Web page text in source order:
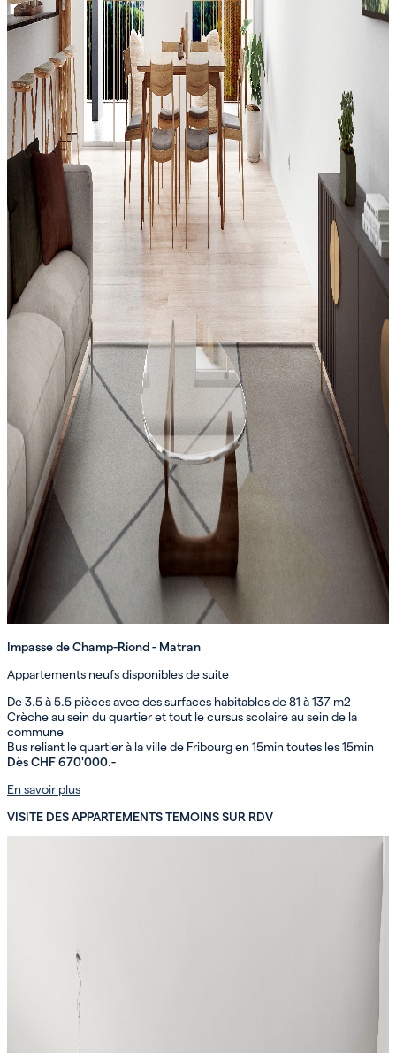
Impasse de Champ-Riond - Matran
Appartements neufs disponibles de suite
De 3.5 à 5.5 pièces avec des surfaces habitables de 81 à 137 m2
Crèche au sein du quartier et tout le cursus scolaire au sein de la
commune
Bus reliant le quartier à la ville de Fribourg en 15min toutes les 15min
Dès CHF 670'000.-
En savoir plus
VISITE DES APPARTEMENTS TEMOINS SUR RDV